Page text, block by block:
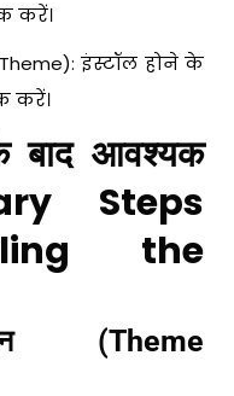
करें।
इंस्टॉल होने के
करें।
बाद आवश्यक
Steps
the
(Theme